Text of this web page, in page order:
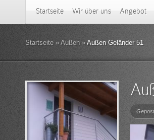
Startseite Wir über uns Angebot
Startseite » Außen » Außen Geländer 51